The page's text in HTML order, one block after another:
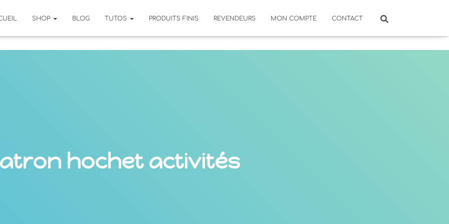
SHOP BLOG TUTOS PRODUITS FINIS REVENDEURS MON COMPTE CONTACT
hochet activités